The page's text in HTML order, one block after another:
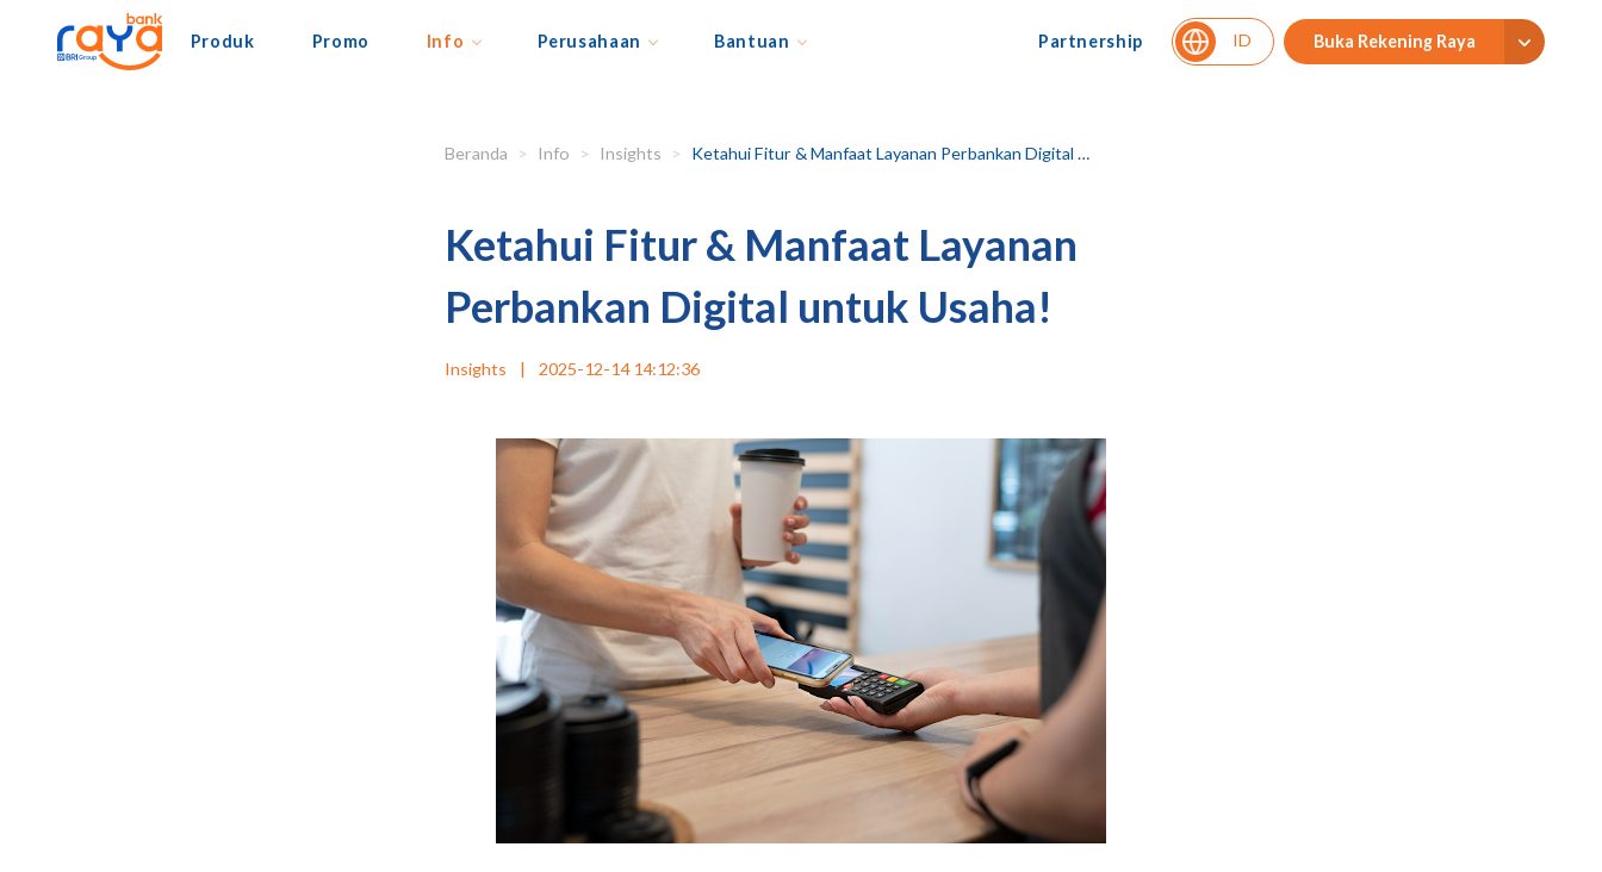
Produk Promo Info Perusahaan Bantuan Partnership ID Buka Rekening Raya
Beranda Info Insights Ketahui Fitur & Manfaat Layanan Perbankan Digital untuk Usaha!
Ketahui Fitur & Manfaat Layanan
Perbankan Digital untuk Usaha!
Insights | 2025-12-14 14:12:36